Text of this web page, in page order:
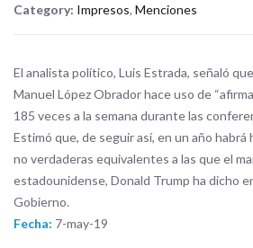
Category: Impresos, Menciones
El analista político, Luis Estrada, señaló
Manuel López Obrador hace uso de
185 veces a la semana durante las
Estimó que, de seguir así, en un año habrá
no verdaderas equivalentes a las que el
estadounidense, Donald Trump ha dicho
Gobierno.
Fecha: 7-may-19